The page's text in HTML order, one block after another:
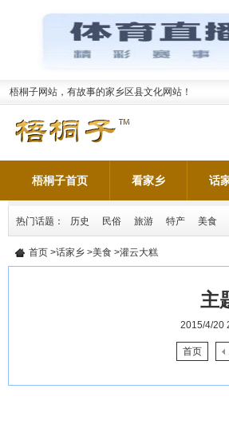
梧桐子网站，有故事的家乡区县文化网站！
梧桐子首页 看家乡 话
热门话题： 历史 民俗 旅游 特产 美食
首页 >话家乡 >美食 >灌云大糕
主
2015/4/20
首页